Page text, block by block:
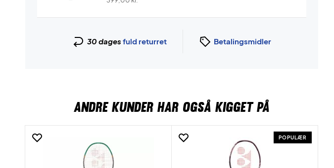
30 dages fuld returret Betalingsmidler
ANDRE KUNDER HAR OGSÅ KIGGET PÅ
POPULÆR